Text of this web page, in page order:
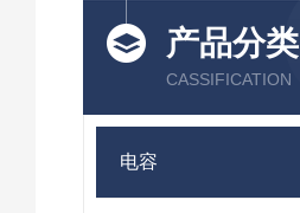
产品分类
CASSIFICATION
电容